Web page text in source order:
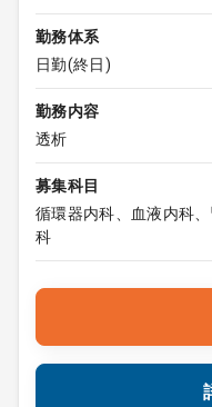
勤務体系
日勤(終日)
勤務内容
透析
募集科目
循環器内科、血液内科
科